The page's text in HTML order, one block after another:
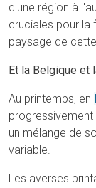
d'une région à
cruciales pour la
paysage de
Et la Belgique et
Au printemps, en
progressivement
un mélange de
variable.
Les averses